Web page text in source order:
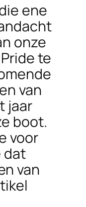
ene
onze
te
van
jaar
boot.
voor
dat
van